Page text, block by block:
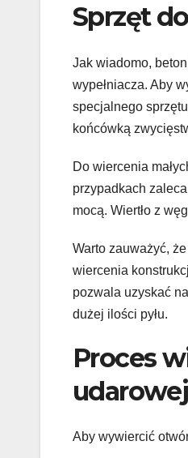
Sprzęt
Jak wiadomo,
wypełniacza. Aby
specjalnego
końcówką
Do wiercenia
przypadkach
mocą. Wiertło z
Warto zauważyć,
wiercenia
pozwala uzyskać
dużej ilości pyłu.
Proces
udarowej
Aby wywiercić